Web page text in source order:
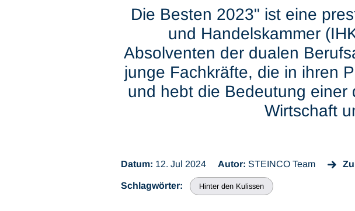
Die Besten 2023" ist eine
und Handelskammer
Absolventen der dualen
junge Fachkräfte, die in ihren
und hebt die Bedeutung einer
Wirtschaft
Datum: 12. Jul 2024 Autor: STEINCO Team
Schlagwörter: Hinter den Kulissen